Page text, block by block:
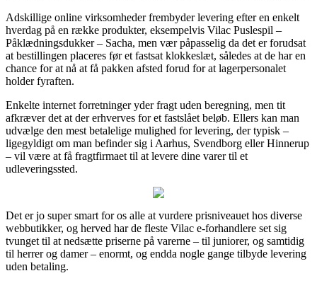
Adskillige online virksomheder frembyder levering efter en enkelt
hverdag på en række produkter, eksempelvis Vilac Puslespil –
Påklædningsdukker – Sacha, men vær påpasselig da det er forudsat
at bestillingen placeres før et fastsat klokkeslæt, således at de har en
chance for at nå at få pakken afsted forud for at lagerpersonalet
holder fyraften.
Enkelte internet forretninger yder fragt uden beregning, men tit
afkræver det at der erhverves for et fastslået beløb. Ellers kan man
udvælge den mest betalelige mulighed for levering, der typisk –
ligegyldigt om man befinder sig i Aarhus, Svendborg eller Hinnerup
– vil være at få fragtfirmaet til at levere dine varer til et
udleveringssted.
Det er jo super smart for os alle at vurdere prisniveauet hos diverse
webbutikker, og herved har de fleste Vilac e-forhandlere set sig
tvunget til at nedsætte priserne på varerne – til juniorer, og samtidig
til herrer og damer – enormt, og endda nogle gange tilbyde levering
uden betaling.